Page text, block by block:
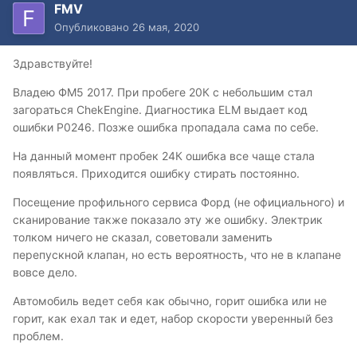
FMV
Опубликовано 26 мая, 2020
Здравствуйте!
Владею ФМ5 2017. При пробеге 20К с небольшим стал
загораться ChekEngine. Диагностика ELM выдает код
ошибки Р0246. Позже ошибка пропадала сама по себе.
На данный момент пробек 24К ошибка все чаще стала
появляться. Приходится ошибку стирать постоянно.
Посещение профильного сервиса Форд (не официального) и
сканирование также показало эту же ошибку. Электрик
толком ничего не сказал, советовали заменить
перепускной клапан, но есть вероятность, что не в клапане
вовсе дело.
Автомобиль ведет себя как обычно, горит ошибка или не
горит, как ехал так и едет, набор скорости уверенный без
проблем.